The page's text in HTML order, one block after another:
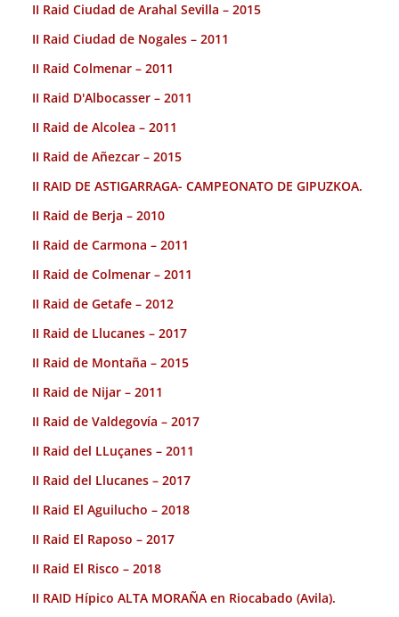
II Raid Ciudad de Arahal Sevilla – 2015
II Raid Ciudad de Nogales – 2011
II Raid Colmenar – 2011
II Raid D'Albocasser – 2011
II Raid de Alcolea – 2011
II Raid de Añezcar – 2015
II RAID DE ASTIGARRAGA- CAMPEONATO DE GIPUZKOA.
II Raid de Berja – 2010
II Raid de Carmona – 2011
II Raid de Colmenar – 2011
II Raid de Getafe – 2012
II Raid de Llucanes – 2017
II Raid de Montaña – 2015
II Raid de Nijar – 2011
II Raid de Valdegovía – 2017
II Raid del LLuçanes – 2011
II Raid del Llucanes – 2017
II Raid El Aguilucho – 2018
II Raid El Raposo – 2017
II Raid El Risco – 2018
II RAID Hípico ALTA MORAÑA en Riocabado (Avila).